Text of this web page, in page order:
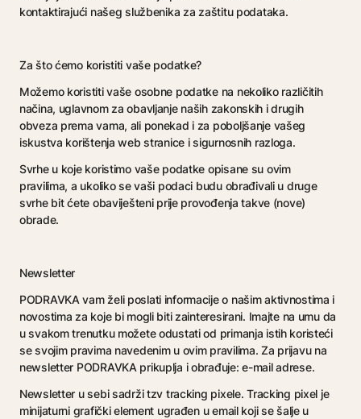
kontaktirajući našeg službenika za zaštitu podataka.
Za što ćemo koristiti vaše podatke?
Možemo koristiti vaše osobne podatke na nekoliko različitih
načina, uglavnom za obavljanje naših zakonskih i drugih
obveza prema vama, ali ponekad i za poboljšanje vašeg
iskustva korištenja web stranice i sigurnosnih razloga.
Svrhe u koje koristimo vaše podatke opisane su ovim
pravilima, a ukoliko se vaši podaci budu obrađivali u druge
svrhe bit ćete obaviješteni prije provođenja takve (nove)
obrade.
Newsletter
PODRAVKA vam želi poslati informacije o našim aktivnostima i
novostima za koje bi mogli biti zainteresirani. Imajte na umu da
u svakom trenutku možete odustati od primanja istih koristeći
se svojim pravima navedenim u ovim pravilima. Za prijavu na
newsletter PODRAVKA prikuplja i obrađuje: e-mail adrese.
Newsletter u sebi sadrži tzv tracking pixele. Tracking pixel je
minijaturni grafički element ugrađen u email koji se šalje u